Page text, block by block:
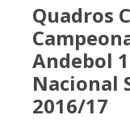
Quadros
Andebol
Nacional
2016/17